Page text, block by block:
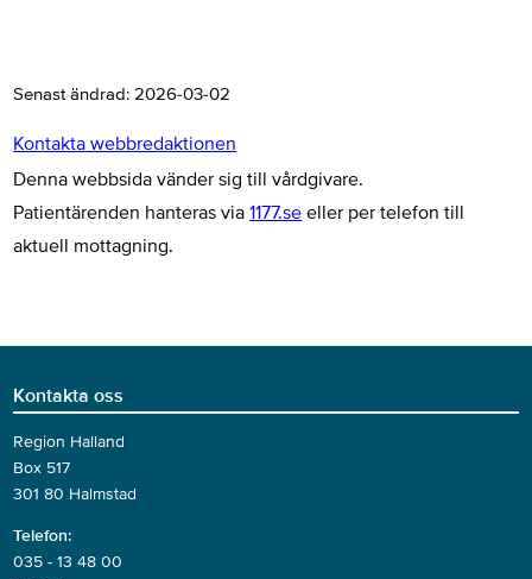
Senast ändrad:2026-03-02
Kontakta webbredaktionen
Denna webbsida vänder sig till vårdgivare.
Patientärenden hanteras via1177.se eller per telefon till
aktuell mottagning.
Kontakta oss
Region Halland
Box 517
301 80 Halmstad
Telefon:
035 - 13 48 00